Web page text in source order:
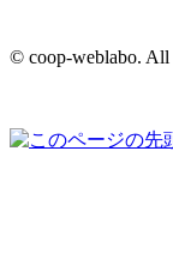
© coop-weblabo. All